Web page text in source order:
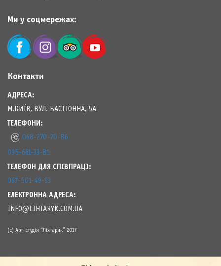
Ми у соцмережах:
Контакти
АДРЕСА:
М.КИЇВ, ВУЛ. БАСТІОННА, 5А
ТЕЛЕФОНИ:
068-270-70-86
095-661-33-81
ТЕЛЕФОН ДЛЯ СПІВПРАЦІ:
067-501-49-93
ЕЛЕКТРОННА АДРЕСА:
INFO@LIHTARYK.COM.UA
(с) Арт-студія “Ліхтарик” 2017